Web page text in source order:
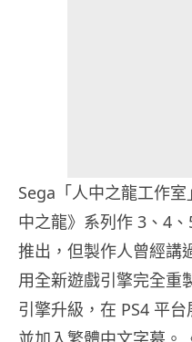
Sega「人中之龍工作
中之龍》系列作 3、4
推出，但製作人曾經講
用全新遊戲引擎完全重
引擎升級，在 PS4 平